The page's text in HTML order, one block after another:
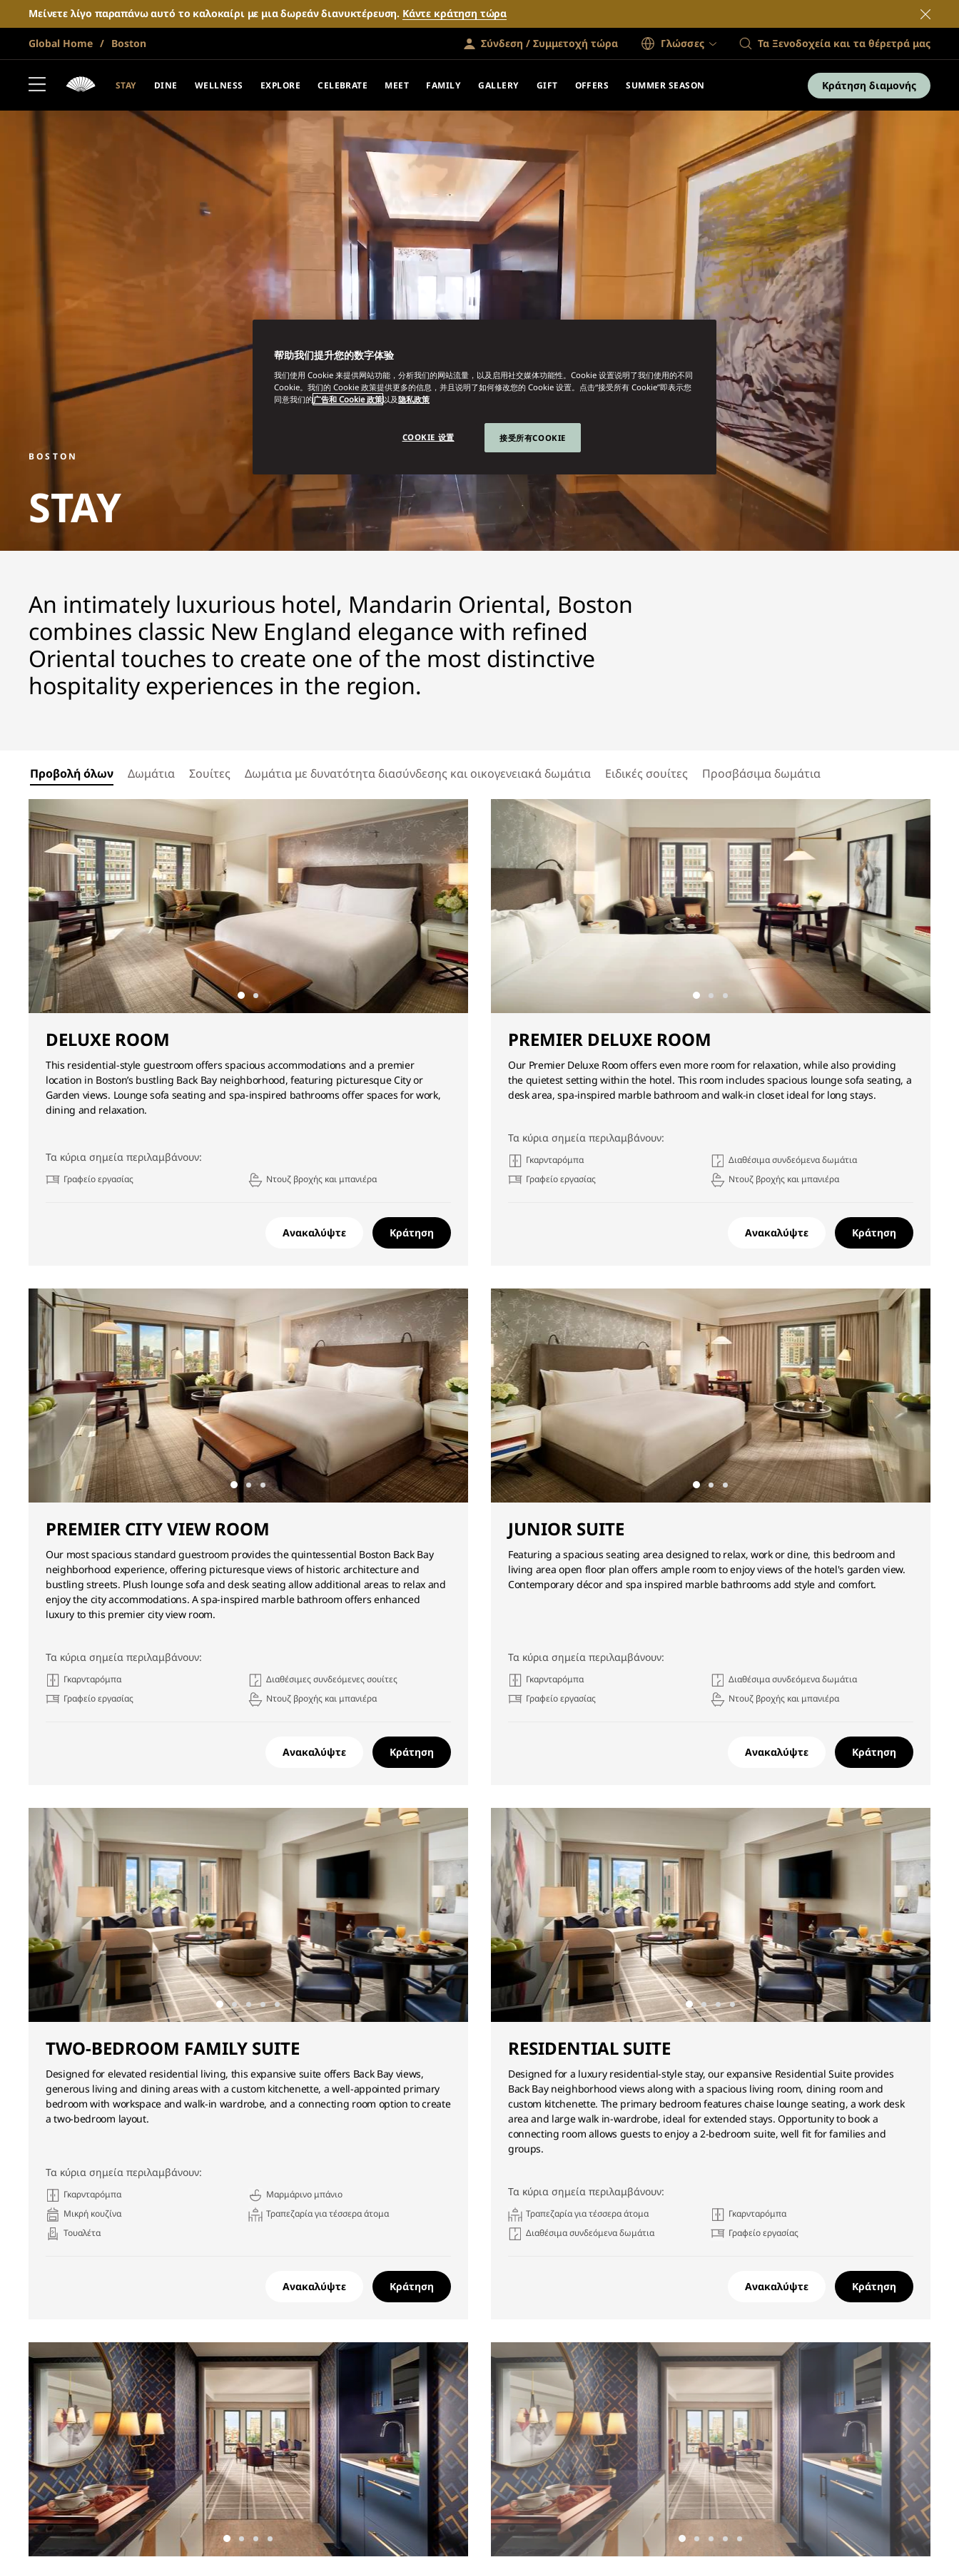
Μείνετε λίγο παραπάνω αυτό το καλοκαίρι με μια δωρεάν διανυκτέρευση. Κάντε κράτηση τώρα
Global Home Boston Σύνδεση / Συμμετοχή τώρα Γλώσσες Τα Ξενοδοχεία και τα θέρετρά μας
STAY DINE WELLNESS EXPLORE CELEBRATE MEET FAMILY GALLERY GIFT OFFERS SUMMER SEASON Κράτηση διαμονής
BOSTON
STAY
An intimately luxurious hotel, Mandarin Oriental, Boston
combines classic New England elegance with refined
Oriental touches to create one of the most distinctive
hospitality experiences in the region.
Προβολή όλων Δωμάτια Σουίτες Δωμάτια με δυνατότητα διασύνδεσης και οικογενειακά δωμάτια Ειδικές σουίτες Προσβάσιμα δωμάτια
DELUXE ROOM
This residential-style guestroom offers spacious accommodations and a premier
location in Boston’s bustling Back Bay neighborhood, featuring picturesque City or
Garden views. Lounge sofa seating and spa-inspired bathrooms offer spaces for work,
dining and relaxation.
Τα κύρια σημεία περιλαμβάνουν:
Γραφείο εργασίας Ντουζ βροχής και μπανιέρα
Ανακαλύψτε Κράτηση
PREMIER DELUXE ROOM
Our Premier Deluxe Room offers even more room for relaxation, while also providing
the quietest setting within the hotel. This room includes spacious lounge sofa seating, a
desk area, spa-inspired marble bathroom and walk-in closet ideal for long stays.
Τα κύρια σημεία περιλαμβάνουν:
Γκαρνταρόμπα
Διαθέσιμα συνδεόμενα δωμάτια
Γραφείο εργασίας
Ντουζ βροχής και μπανιέρα
Ανακαλύψτε Κράτηση
PREMIER CITY VIEW ROOM
Our most spacious standard guestroom provides the quintessential Boston Back Bay
neighborhood experience, offering picturesque views of historic architecture and
bustling streets. Plush lounge sofa and desk seating allow additional areas to relax and
enjoy the city accommodations. A spa-inspired marble bathroom offers enhanced
luxury to this premier city view room.
Τα κύρια σημεία περιλαμβάνουν:
Γκαρνταρόμπα
Διαθέσιμες συνδεόμενες σουίτες
Γραφείο εργασίας
Ντουζ βροχής και μπανιέρα
Ανακαλύψτε Κράτηση
JUNIOR SUITE
Featuring a spacious seating area designed to relax, work or dine, this bedroom and
living area open floor plan offers ample room to enjoy views of the hotel's garden view.
Contemporary décor and spa inspired marble bathrooms add style and comfort.
Τα κύρια σημεία περιλαμβάνουν:
Γκαρνταρόμπα
Διαθέσιμα συνδεόμενα δωμάτια
Γραφείο εργασίας
Ντουζ βροχής και μπανιέρα
Ανακαλύψτε Κράτηση
TWO-BEDROOM FAMILY SUITE
Designed for elevated residential living, this expansive suite offers Back Bay views,
generous living and dining areas with a custom kitchenette, a well-appointed primary
bedroom with workspace and walk-in wardrobe, and a connecting room option to create
a two-bedroom layout.
Τα κύρια σημεία περιλαμβάνουν:
Γκαρνταρόμπα
Μαρμάρινο μπάνιο
Μικρή κουζίνα
Τραπεζαρία για τέσσερα άτομα
Τουαλέτα
Ανακαλύψτε Κράτηση
RESIDENTIAL SUITE
Designed for a luxury residential-style stay, our expansive Residential Suite provides
Back Bay neighborhood views along with a spacious living room, dining room and
custom kitchenette. The primary bedroom features chaise lounge seating, a work desk
area and large walk in-wardrobe, ideal for extended stays. Opportunity to book a
connecting room allows guests to enjoy a 2-bedroom suite, well fit for families and
groups.
Τα κύρια σημεία περιλαμβάνουν:
Τραπεζαρία για τέσσερα άτομα
Γκαρνταρόμπα
Διαθέσιμα συνδεόμενα δωμάτια
Γραφείο εργασίας
Ανακαλύψτε Κράτηση
帮助我们提升您的数字体验
我们使用 Cookie 来提供网站功能，分析我们的网站流量，以及启用社交媒体功能性。Cookie 设置说明了我们使用的不同
Cookie。我们的 Cookie 政策提供更多的信息，并且说明了如何修改您的 Cookie 设置。点击“接受所有 Cookie”即表示您
同意我们的广告和 Cookie 政策以及隐私政策
COOKIE 设置 接受所有COOKIE